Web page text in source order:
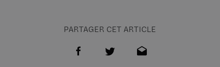
PARTAGER CET ARTICLE